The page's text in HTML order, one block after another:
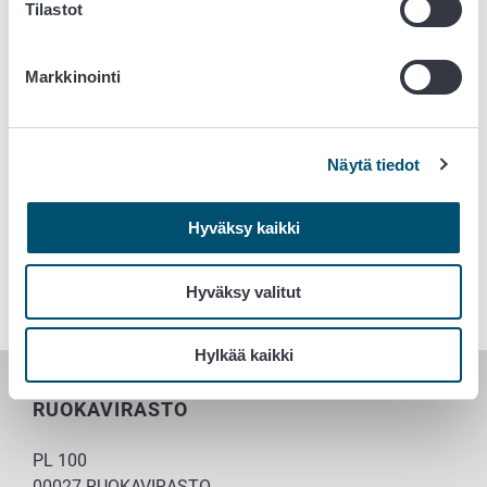
Tilastot
Markkinointi
Näytä tiedot
Hyväksy kaikki
Hyväksy valitut
Hylkää kaikki
ruokavirasto.fi/vienti/moldova
ruokavirasto.fi/yritykset/tuonti-ja-
vienti/traces/
ulkopuolelle/vientitodistukset/elainlaakintotodistukset/
Elintarvikeala
RUOKAVIRASTO
PL 100